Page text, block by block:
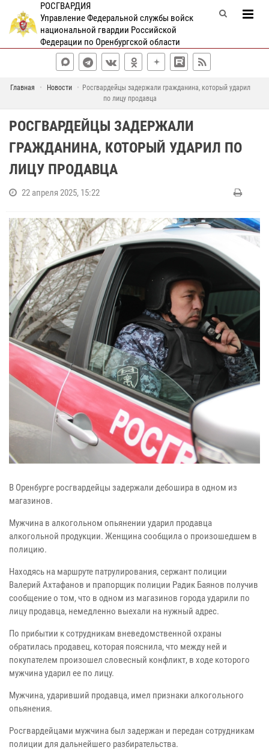
РОСГВАРДИЯ
Управление Федеральной службы войск
национальной гвардии Российской
Федерации по Оренбургской области
Главная Новости
Росгвардейцы задержали гражданина, который ударил
по лицу продавца
РОСГВАРДЕЙЦЫ ЗАДЕРЖАЛИ
ГРАЖДАНИНА, КОТОРЫЙ УДАРИЛ ПО
ЛИЦУ ПРОДАВЦА
22 апреля 2025, 15:22
В Оренбурге росгвардейцы задержали дебошира в одном из
магазинов.
Мужчина в алкогольном опьянении ударил продавца
алкогольной продукции. Женщина сообщила о произошедшем в
полицию.
Находясь на маршруте патрулирования, сержант полиции
Валерий Ахтафанов и прапорщик полиции Радик Баянов получив
сообщение о том, что в одном из магазинов города ударили по
лицу продавца, немедленно выехали на нужный адрес.
По прибытии к сотрудникам вневедомственной охраны
обратилась продавец, которая пояснила, что между ней и
покупателем произошел словесный конфликт, в ходе которого
мужчина ударил ее по лицу.
Мужчина, ударивший продавца, имел признаки алкогольного
опьянения.
Росгвардейцами мужчина был задержан и передан сотрудникам
полиции для дальнейшего разбирательства.